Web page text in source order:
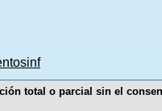
total o parcial sin el